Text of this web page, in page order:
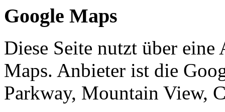
Google Maps
Diese Seite nutzt über
Maps. Anbieter ist die
Parkway, Mountain View,